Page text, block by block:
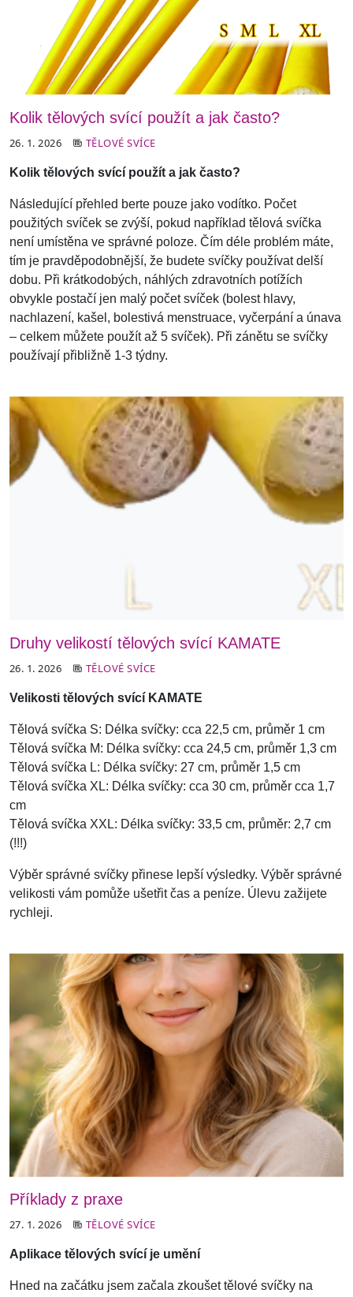
Kolik tělových svící použít a jak často?
26. 1. 2026 TĚLOVÉ SVÍCE
Kolik tělových svící použít a jak často?
Následující přehled berte pouze jako vodítko. Počet
použitých svíček se zvýší, pokud například tělová svíčka
není umístěna ve správné poloze. Čím déle problém máte,
tím je pravděpodobnější, že budete svíčky používat delší
dobu. Při krátkodobých, náhlých zdravotních potížích
obvykle postačí jen malý počet svíček (bolest hlavy,
nachlazení, kašel, bolestivá menstruace, vyčerpání a únava
– celkem můžete použít až 5 svíček). Při zánětu se svíčky
používají přibližně 1-3 týdny.
Druhy velikostí tělových svící KAMATE
26. 1. 2026 TĚLOVÉ SVÍCE
Velikosti tělových svící KAMATE
Tělová svíčka S: Délka svíčky: cca 22,5 cm, průměr 1 cm
Tělová svíčka M: Délka svíčky: cca 24,5 cm, průměr 1,3 cm
Tělová svíčka L: Délka svíčky: 27 cm, průměr 1,5 cm
Tělová svíčka XL: Délka svíčky: cca 30 cm, průměr cca 1,7
cm
Tělová svíčka XXL: Délka svíčky: 33,5 cm, průměr: 2,7 cm
(!!!)
Výběr správné svíčky přinese lepší výsledky. Výběr správné
velikosti vám pomůže ušetřit čas a peníze. Úlevu zažijete
rychleji.
Příklady z praxe
27. 1. 2026 TĚLOVÉ SVÍCE
Aplikace tělových svící je umění
Hned na začátku jsem začala zkoušet tělové svíčky na